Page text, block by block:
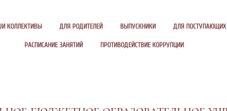
КОЛЛЕКТИВЫ ДЛЯ РОДИТЕЛЕЙ ВЫПУСКНИКИ ДЛЯ ПОСТУПАЮЩИХ
РАСПИСАНИЕ ЗАНЯТИЙ ПРОТИВОДЕЙСТВИЕ КОРРУПЦИИ